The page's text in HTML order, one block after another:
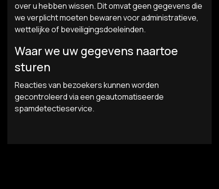
over u hebben wissen. Dit omvat geen gegevens die
we verplicht moeten bewaren voor administratieve,
wettelijke of beveiligingsdoeleinden.
Waar we uw gegevens naartoe
sturen
Reacties van bezoekers kunnen worden
gecontroleerd via een geautomatiseerde
spamdetectieservice.